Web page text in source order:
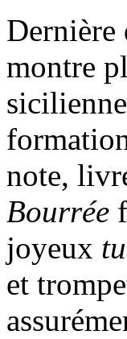
Dernière
montre
note,
Bourrée
joyeux
et